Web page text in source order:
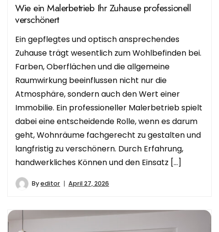
Wie ein Malerbetrieb Ihr Zuhause professionell
verschönert
Ein gepflegtes und optisch ansprechendes
Zuhause trägt wesentlich zum Wohlbefinden bei.
Farben, Oberflächen und die allgemeine
Raumwirkung beeinflussen nicht nur die
Atmosphäre, sondern auch den Wert einer
Immobilie. Ein professioneller Malerbetrieb spielt
dabei eine entscheidende Rolle, wenn es darum
geht, Wohnräume fachgerecht zu gestalten und
langfristig zu verschönern. Durch Erfahrung,
handwerkliches Können und den Einsatz […]
Byeditor April 27, 2026